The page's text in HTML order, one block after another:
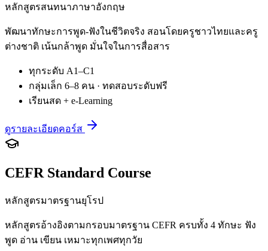
หลักสูตรสนทนาภาษาอังกฤษ
พัฒนาทักษะการพูด-ฟังในชีวิตจริง สอนโดยครูชาวไทยและครู
ต่างชาติ เน้นกล้าพูด มั่นใจในการสื่อสาร
ทุกระดับ A1–C1
กลุ่มเล็ก 6–8 คน · ทดสอบระดับฟรี
เรียนสด + e-Learning
ดูรายละเอียดคอร์ส
CEFR Standard Course
หลักสูตรมาตรฐานยุโรป
หลักสูตรอ้างอิงตามกรอบมาตรฐาน CEFR ครบทั้ง 4 ทักษะ ฟัง
พูด อ่าน เขียน เหมาะทุกเพศทุกวัย